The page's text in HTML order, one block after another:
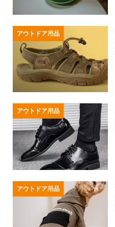
アウトドア用品
アウトドア用品
アウトドア用品